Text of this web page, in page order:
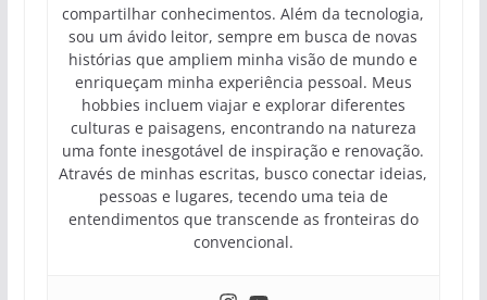
compartilhar conhecimentos. Além da tecnologia,
sou um ávido leitor, sempre em busca de novas
histórias que ampliem minha visão de mundo e
enriqueçam minha experiência pessoal. Meus
hobbies incluem viajar e explorar diferentes
culturas e paisagens, encontrando na natureza
uma fonte inesgotável de inspiração e renovação.
Através de minhas escritas, busco conectar ideias,
pessoas e lugares, tecendo uma teia de
entendimentos que transcende as fronteiras do
convencional.